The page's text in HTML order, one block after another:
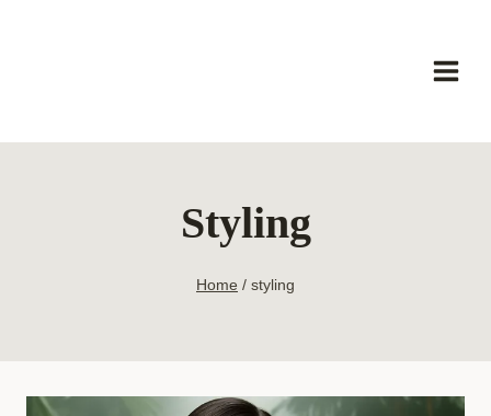
Styling
Home / styling